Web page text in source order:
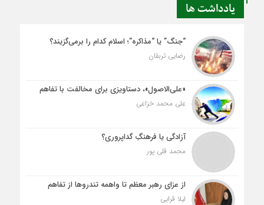
یادداشت ها
“جنگ” یا “مذاکره”؛ اسلام کدام را برمی‌گزیند؟
رضایی تربقان
«علی‌الاصول»، دستاویزی برای مخالفت با تفاهم
علی محمد خزاعی
آزادگی یا فرهنگِ گداپروری؟
محمد قلی پور
از عزای رهبر معظم تا واهمه تندروها از تفاهم
لیلا قرایی